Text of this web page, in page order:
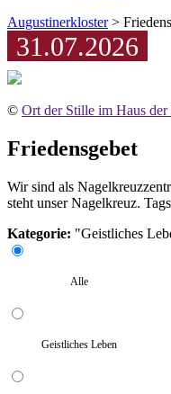
Augustinerkloster>
31.07.2026
© Ort der Stille im Haus der
Friedensgebet
Wir sind als
steht unser Nagelkreuz.
Kategorie: "Geistliches
Alle
Geistliches Leben